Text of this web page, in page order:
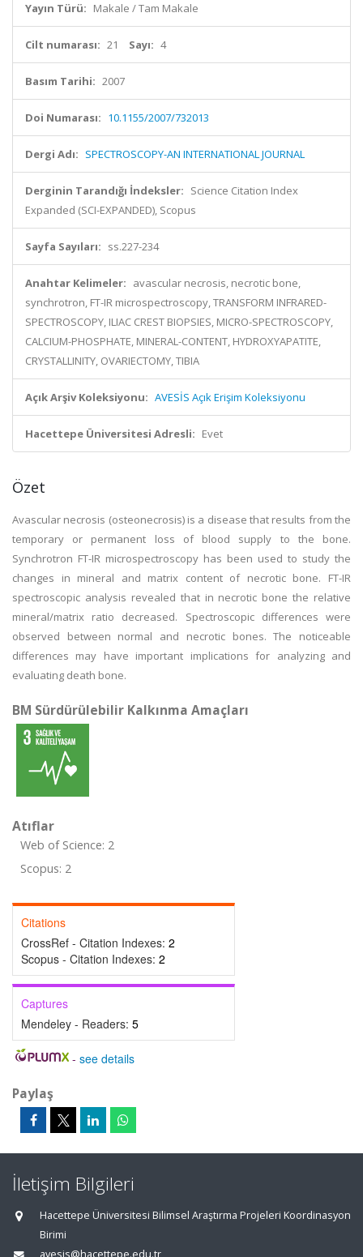
Yayın Türü: Makale / Tam Makale
Cilt numarası: 21 Sayı: 4
Basım Tarihi: 2007
Doi Numarası: 10.1155/2007/732013
Dergi Adı: SPECTROSCOPY-AN INTERNATIONAL JOURNAL
Derginin Tarandığı İndeksler: Science Citation Index
Expanded (SCI-EXPANDED), Scopus
Sayfa Sayıları: ss.227-234
Anahtar Kelimeler: avascular necrosis, necrotic bone,
synchrotron, FT-IR microspectroscopy, TRANSFORM INFRARED-
SPECTROSCOPY, ILIAC CREST BIOPSIES, MICRO-SPECTROSCOPY,
CALCIUM-PHOSPHATE, MINERAL-CONTENT, HYDROXYAPATITE,
CRYSTALLINITY, OVARIECTOMY, TIBIA
Açık Arşiv Koleksiyonu: AVESİS Açık Erişim Koleksiyonu
Hacettepe Üniversitesi Adresli: Evet
Özet
Avascular necrosis (osteonecrosis) is a disease that results from the
temporary or permanent loss of blood supply to the bone.
Synchrotron FT-IR microspectroscopy has been used to study the
changes in mineral and matrix content of necrotic bone. FT-IR
spectroscopic analysis revealed that in necrotic bone the relative
mineral/matrix ratio decreased. Spectroscopic differences were
observed between normal and necrotic bones. The noticeable
differences may have important implications for analyzing and
evaluating death bone.
BM Sürdürülebilir Kalkınma Amaçları
Atıflar
Web of Science: 2
Scopus: 2
Citations
CrossRef - Citation Indexes: 2
Scopus - Citation Indexes: 2
Captures
Mendeley - Readers: 5
- see details
Paylaş
İletişim Bilgileri
Hacettepe Üniversitesi Bilimsel Araştırma Projeleri Koordinasyon
Birimi
avesis@hacettepe.edu.tr